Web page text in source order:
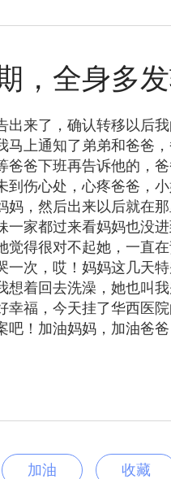
，全身多
出来了，确认转移以后
马上通知了弟弟和爸爸
爸爸下班再告诉他的，
到伤心处，心疼爸爸，
妈，然后出来以后就在
一家都过来看妈妈也没
觉得很对不起她，一直
一次，哎！妈妈这几天
想着回去洗澡，她也叫
幸福，今天挂了华西医
吧！加油妈妈，加油爸
加油 收藏